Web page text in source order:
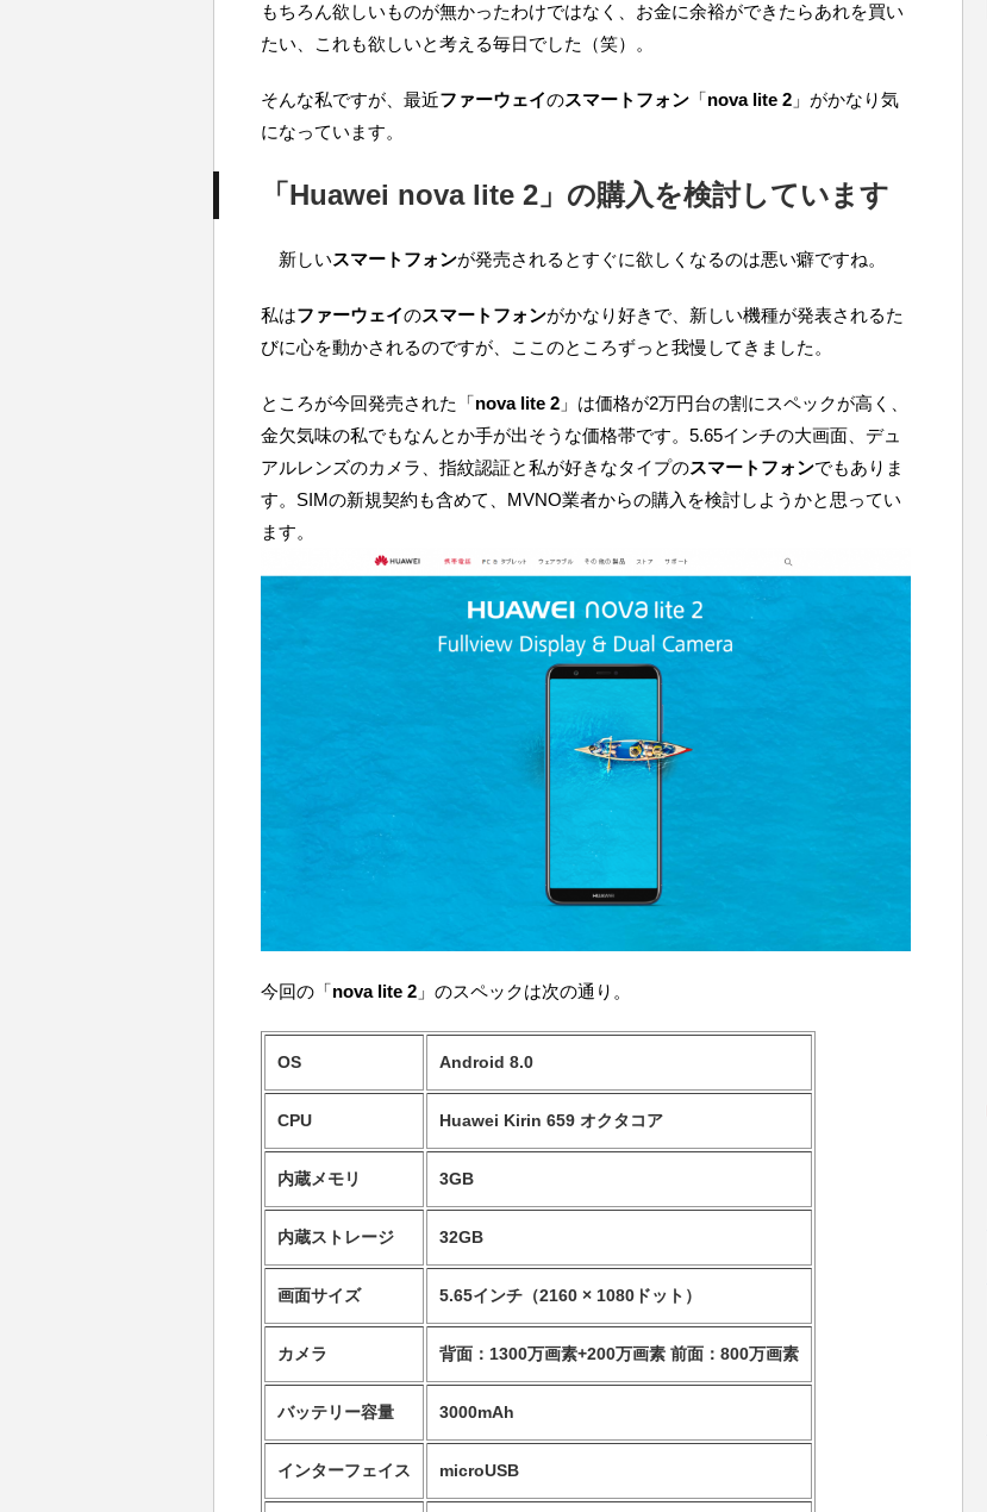
もちろん欲しいものが無かったわけではなく、お金に余裕ができたらあれを買い
たい、これも欲しいと考える毎日でした（笑）。
そんな私ですが、最近ファーウェイのスマートフォン 「nova lite 2 」がかなり気
になっています。
「Huawei nova lite 2」の購入を検討しています
新しいスマートフォンが発売されるとすぐに欲しくなるのは悪い癖ですね。
私はファーウェイのスマートフォンがかなり好きで、新しい機種が発表されるた
びに心を動かされるのですが、ここのところずっと我慢してきました。
ところが今回発売された「nova lite 2 」は価格が2万円台の割にスペックが高く、
金欠気味の私でもなんとか手が出そうな価格帯です。5.65インチの大画面、デュ
アルレンズのカメラ、指紋認証と私が好きなタイプのスマートフォンでもありま
す。SIMの新規契約も含めて、MVNO業者からの購入を検討しようかと思ってい
ます。
今回の「nova lite 2 」のスペックは次の通り。
OS Android 8.0
CPU Huawei Kirin 659 オクタコア
内蔵メモリ 3GB
内蔵ストレージ 32GB
画面サイズ 5.65インチ（2160 × 1080ドット）
カメラ 背面：1300万画素+200万画素 前面：800万画素
バッテリー容量 3000mAh
インターフェイス microUSB